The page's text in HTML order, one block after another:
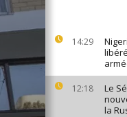
14:29
12:18
Le
la